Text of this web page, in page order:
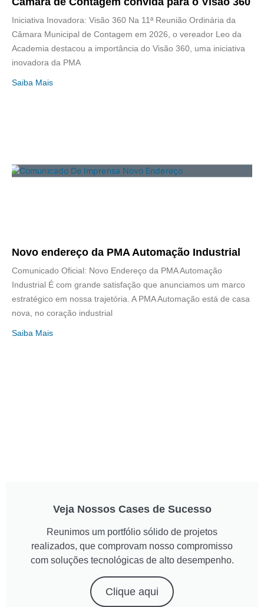
Iniciativa Inovadora: Visão 360 Na 11ª Reunião Ordinária da
Câmara Municipal de Contagem em 2026, o vereador Leo da
Academia destacou a importância do Visão 360, uma iniciativa
inovadora da PMA
Saiba Mais
Novo endereço da PMA Automação Industrial
Comunicado Oficial: Novo Endereço da PMA Automação
Industrial É com grande satisfação que anunciamos um marco
estratégico em nossa trajetória. A PMA Automação está de casa
nova, no coração industrial
Saiba Mais
Veja Nossos Cases de Sucesso
Reunimos um portfólio sólido de projetos
realizados, que comprovam nosso compromisso
com soluções tecnológicas de alto desempenho.
Clique aqui